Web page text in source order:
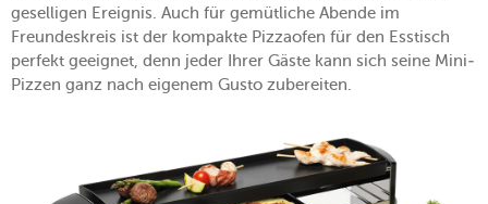
geselligen Ereignis. Auch für gemütliche Abende im
Freundeskreis ist der kompakte Pizzaofen für den Esstisch
perfekt geeignet, denn jeder Ihrer Gäste kann sich seine Mini-
Pizzen ganz nach eigenem Gusto zubereiten.